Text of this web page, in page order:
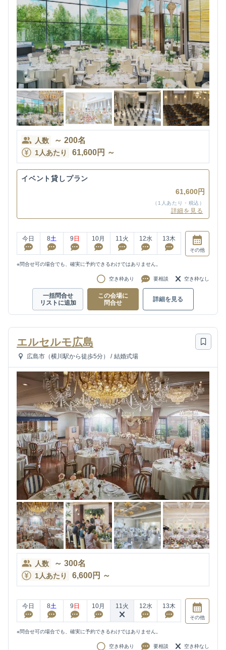
人数 ～ 200名
1人あたり 61,600円 ～
イベント貸しプラン
61,600円
（1人あたり・税込）
詳細を見る
今日 8土 9 日 10月 11火 12水 13木
その他
※問合せ可の場合でも、確実に予約できるわけではありません。
空き枠あり 要相談 空き枠なし
一括問合せ
リストに追加
この会場に
問合せ
詳細を見る
エルセルモ広島
広島市（横川駅から徒歩5分） / 結婚式場
人数 ～ 300名
1人あたり 6,600円 ～
今日 8土 9 日 10月 11火 12水 13木
その他
※問合せ可の場合でも、確実に予約できるわけではありません。
空き枠あり 要相談 空き枠なし